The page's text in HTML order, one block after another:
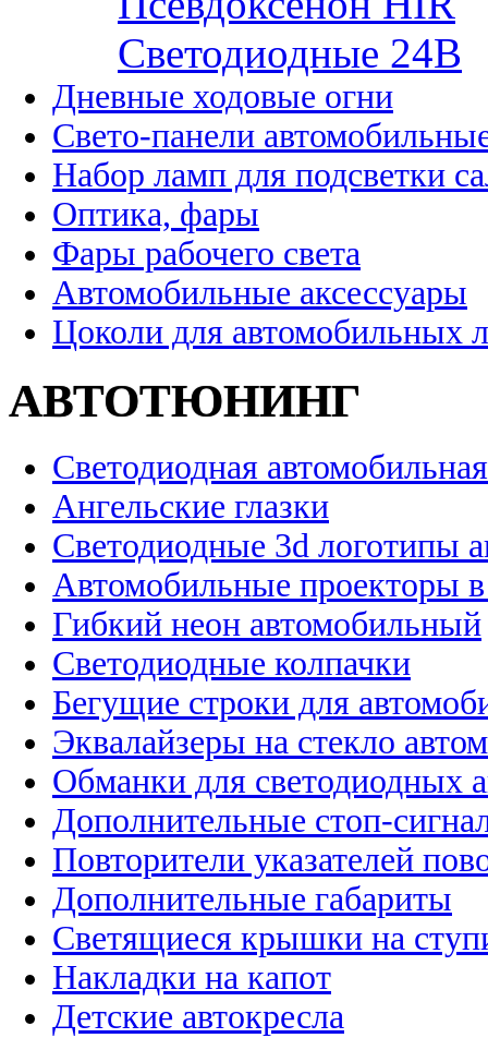
Cветодиодные 24B
Дневные ходовые огни
Свето-панели
Набор ламп для подсветки
Оптика, фары
Фары рабочего света
Автомобильные аксессуары
Цоколи для автомобильных
АВТОТЮНИНГ
Светодиодная
Ангельские глазки
Светодиодные 3d логотипы
Автомобильные проекторы
Гибкий неон автомобильный
Светодиодные колпачки
Бегущие строки для
Эквалайзеры на стекло
Обманки для светодиодных
Дополнительные стоп-
Повторители указателей
Дополнительные габариты
Светящиеся крышки на
Накладки на капот
Детские автокресла